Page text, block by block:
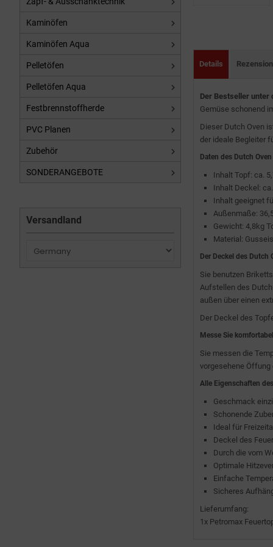
Details
Der Bestseller unter
Gemüse schonend
Dieser Dutch Oven
der ideale Begleiter
Daten des Dutch Oven
Inhalt Topf: ca.
Inhalt Deckel: ca.
Inhalt geeignet
Außenmaße:
Gewicht: 4,8kg
Material:
Der Deckel des Dutch
Sie benutzen
Aufstellen des
außen über einen
Der Deckel des
Messe Sie
Sie messen die
vorgesehene Öffung
Alle Eigenschaften
Geschmack
Schonende
Ideal für
Deckel des
Durch die vom
Optimale
Einfache
Sicheres
Lieferumfang:
1x Petromax
Kaminöfen
Kaminöfen Aqua
Pelletöfen
Pelletöfen Aqua
Festbrennstoffherde
PVC Planen
Zubehör
SONDERANGEBOTE
Versandland